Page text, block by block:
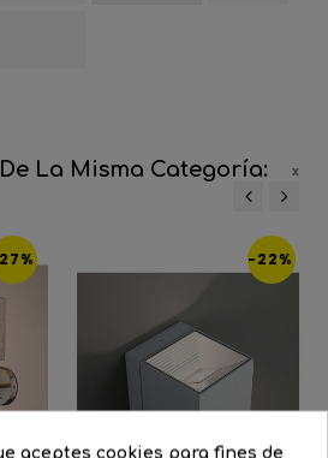
La Misma Categoría:
-22%
aceptes cookies para fines de